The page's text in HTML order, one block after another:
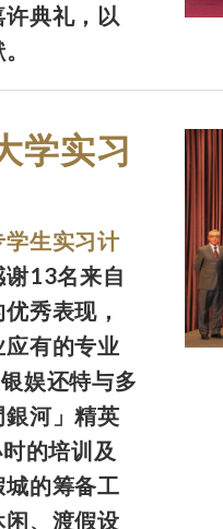
典礼，以
学实习
学生实习计
13名来自
秀表现，
有的专业
娱还特与多
河」精英
的培训及
的筹备工
、渡假设